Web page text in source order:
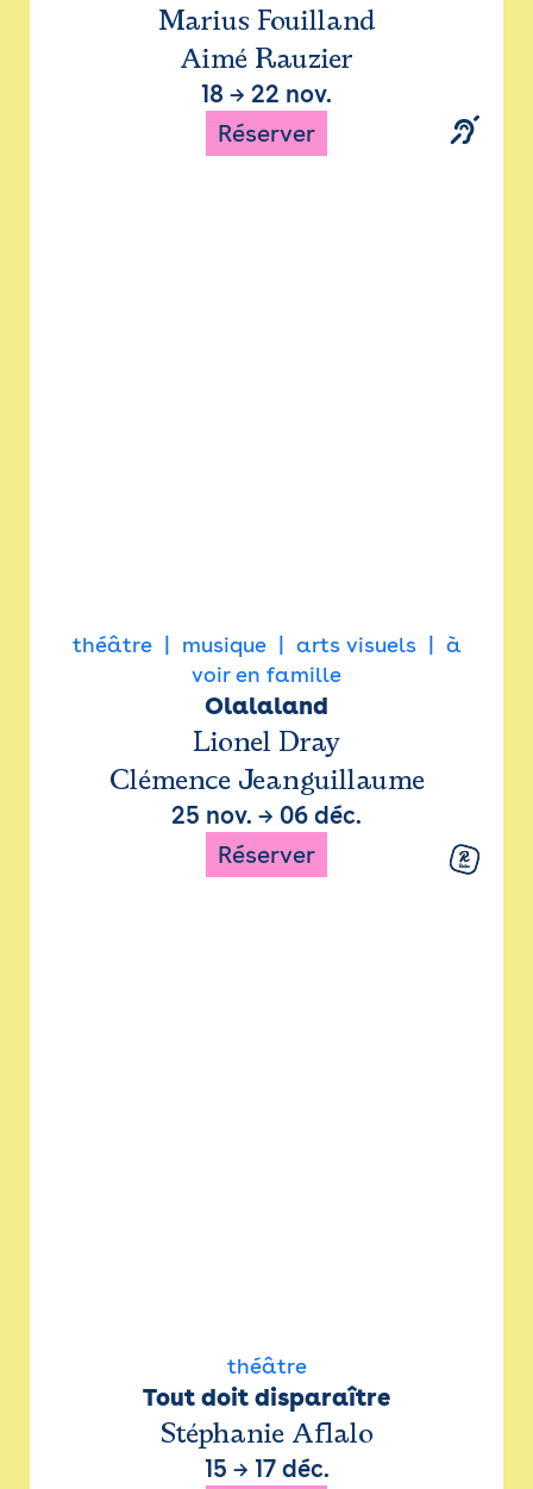
Marius Fouilland
Aimé Rauzier
18 → 22 nov.
Réserver
théâtre musique arts visuels
à
voir en famille
Olalaland
Lionel Dray
Clémence Jeanguillaume
25 nov. → 06 déc.
Réserver
théâtre
Tout doit disparaître
Stéphanie Aflalo
15 → 17 déc.